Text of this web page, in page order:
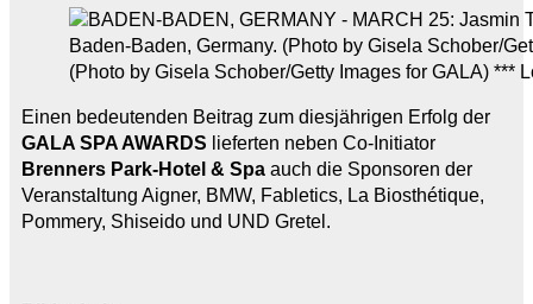
(Photo by Gisela Schober/Getty Images for GALA) ***
Einen bedeutenden Beitrag zum diesjährigen Erfolg der
GALA SPA AWARDS lieferten neben Co-Initiator
Brenners Park-Hotel & Spa auch die Sponsoren der
Veranstaltung Aigner, BMW, Fabletics, La Biosthétique,
Pommery, Shiseido und UND Gretel.